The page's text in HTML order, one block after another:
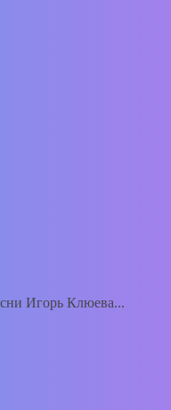
Игорь Клюева...